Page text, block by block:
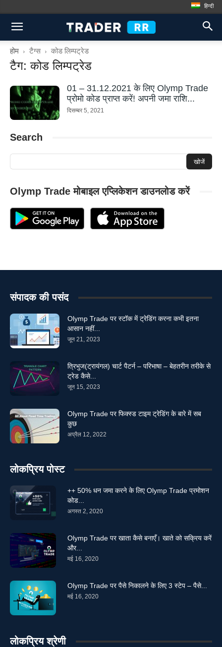
हिन्दी
होम टैग्स कोड लिम्पट्रेड
टैग: कोड लिम्पट्रेड
01 – 31.12.2021 के लिए Olymp Trade
प्रोमो कोड प्राप्त करें! अपनी जमा राशि...
दिसम्बर 5, 2021
Search
Olymp Trade मोबाइल एप्लिकेशन डाउनलोड करें
संपादक की पसंद
Olymp Trade पर स्टॉक में ट्रेडिंग करना कभी इतना
आसान नहीं...
जून 21, 2023
त्रिभुज(ट्रायंगल) चार्ट पैटर्न – परिभाषा – बेहतरीन तरीके से
ट्रेड कैसे...
जून 15, 2023
Olymp Trade पर फिक्स्ड टाइम ट्रेडिंग के बारे में सब
कुछ
अप्रैल 12, 2022
लोकप्रिय पोस्ट
++ 50% धन जमा करने के लिए Olymp Trade प्रमोशन
कोड...
अगस्त 2, 2020
Olymp Trade पर खाता कैसे बनाएँ। खाते को सक्रिय करें
और...
मई 16, 2020
Olymp Trade पर पैसे निकालने के लिए 3 स्टेप – पैसे...
मई 16, 2020
लोकप्रिय श्रेणी